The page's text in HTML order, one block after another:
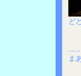
ど
……
ま